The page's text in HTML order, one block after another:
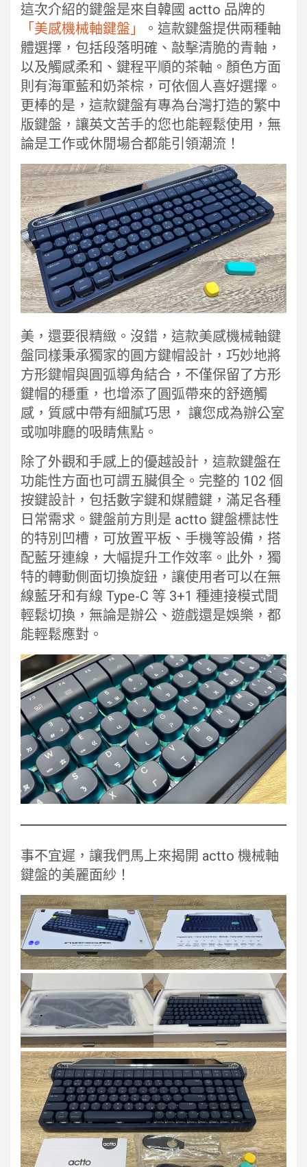
這次介紹的鍵盤是來自韓國 actto 品牌的
「美感機械軸鍵盤」
。這款鍵盤提供兩種軸
體選擇，包括段落明確、敲擊清脆的青軸，
以及觸感柔和、鍵程平順的茶軸。顏色方面
則有海軍藍和奶茶棕，可依個人喜好選擇。
更棒的是，這款鍵盤有專為台灣打造的繁中
版鍵盤，讓英文苦手的您也能輕鬆使用，無
論是工作或休閒場合都能引領潮流！
美，還要很精緻。沒錯，這款美感機械軸鍵
盤同樣秉承獨家的圓方鍵帽設計，巧妙地將
方形鍵帽與圓弧導角結合，不僅保留了方形
鍵帽的穩重，也增添了圓弧帶來的舒適觸
感，質感中帶有細膩巧思， 讓您成為辦公室
或咖啡廳的吸睛焦點。
除了外觀和手感上的優越設計，這款鍵盤在
功能性方面也可謂五臟俱全。完整的 102 個
按鍵設計，包括數字鍵和媒體鍵，滿足各種
日常需求。鍵盤前方則是 actto 鍵盤標誌性
的特別凹槽，可放置平板、手機等設備，搭
配藍牙連線，大幅提升工作效率。此外，獨
特的轉動側面切換旋鈕，讓使用者可以在無
線藍牙和有線 Type-C 等 3+1 種連接模式間
輕鬆切換，無論是辦公、遊戲還是娛樂，都
能輕鬆應對。
事不宜遲，讓我們馬上來揭開 actto 機械軸
鍵盤的美麗面紗！